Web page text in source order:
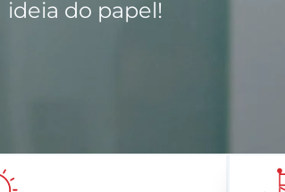
ideia do papel!